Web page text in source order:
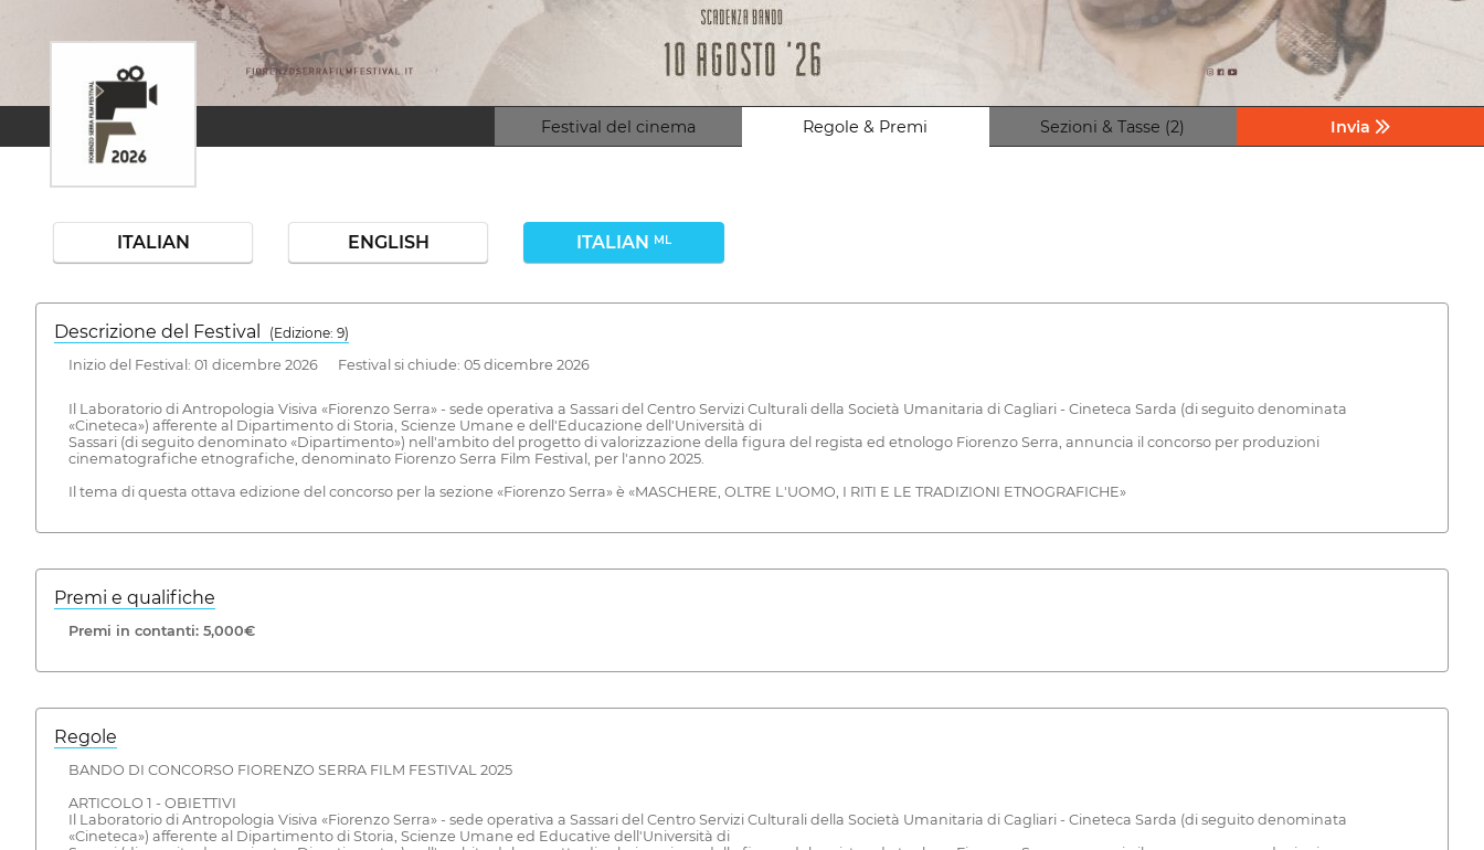
Festival del cinema Regole & Premi Sezioni & Tasse (2) Invia
ITALIAN ENGLISH ITALIAN ML
Descrizione del Festival
( Edizione: 9)
Inizio del Festival: 01 dicembre 2026 Festival si chiude: 05 dicembre 2026
Il Laboratorio di Antropologia Visiva «Fiorenzo Serra» - sede operativa a Sassari del Centro Servizi Culturali della Società Umanitaria di Cagliari - Cineteca Sarda (di seguito denominata
«Cineteca») afferente al Dipartimento di Storia, Scienze Umane e dell'Educazione dell'Università di
Sassari (di seguito denominato «Dipartimento») nell'ambito del progetto di valorizzazione della figura del regista ed etnologo Fiorenzo Serra, annuncia il concorso per produzioni
cinematografiche etnografiche, denominato Fiorenzo Serra Film Festival, per l'anno 2025.
Il tema di questa ottava edizione del concorso per la sezione «Fiorenzo Serra» è «MASCHERE, OLTRE L'UOMO, I RITI E LE TRADIZIONI ETNOGRAFICHE»
Premi e qualifiche
Premi in contanti: 5,000€
Regole
BANDO DI CONCORSO FIORENZO SERRA FILM FESTIVAL 2025
ARTICOLO 1 - OBIETTIVI
Il Laboratorio di Antropologia Visiva «Fiorenzo Serra» - sede operativa a Sassari del Centro Servizi Culturali della Società Umanitaria di Cagliari - Cineteca Sarda (di seguito denominata
«Cineteca») afferente al Dipartimento di Storia, Scienze Umane ed Educative dell'Università di